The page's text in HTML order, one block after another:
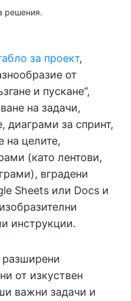
решения.
за проект,
от
и пускане“,
на задачи,
диаграми за спринт,
на целите,
(като лентови,
вградени
Sheets или Docs и
инструкции.
разширени
от изкуствен
важни задачи и